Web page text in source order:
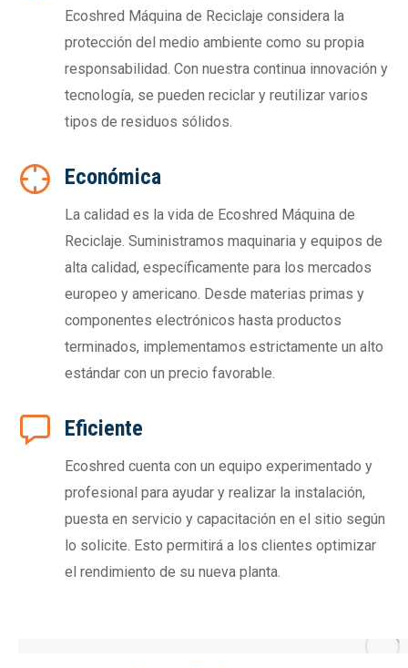
Ecoshred Máquina de Reciclaje considera la
protección del medio ambiente como su propia
responsabilidad. Con nuestra continua innovación y
tecnología, se pueden reciclar y reutilizar varios
tipos de residuos sólidos.
Económica
La calidad es la vida de Ecoshred Máquina de
Reciclaje. Suministramos maquinaria y equipos de
alta calidad, específicamente para los mercados
europeo y americano. Desde materias primas y
componentes electrónicos hasta productos
terminados, implementamos estrictamente un alto
estándar con un precio favorable.
Eficiente
Ecoshred cuenta con un equipo experimentado y
profesional para ayudar y realizar la instalación,
puesta en servicio y capacitación en el sitio según
lo solicite. Esto permitirá a los clientes optimizar
el rendimiento de su nueva planta.